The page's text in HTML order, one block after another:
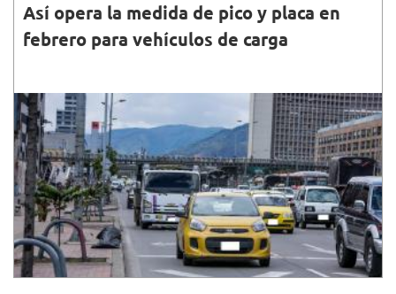
Así opera la medida de pico y placa en
febrero para vehículos de carga
31•ENE•2022
La restricción de pico y placa rotativo (par e impar)
de vehículos de carga se efectúa los sábados de
5:00 a.m. a 9:00 p.m. Evita sanciones.